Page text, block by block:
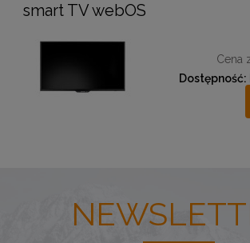
smart TV webOS
Cena
Dostępność: